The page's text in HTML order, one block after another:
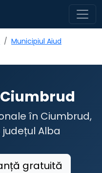
Municipiul Aiud
în Ciumbrud,
județul Alba
gratuită